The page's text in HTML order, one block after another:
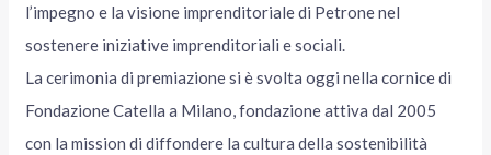
l’impegno e la visione imprenditoriale di Petrone nel
sostenere iniziative imprenditoriali e sociali.
La cerimonia di premiazione si è svolta oggi nella cornice di
Fondazione Catella a Milano, fondazione attiva dal 2005
con la mission di diffondere la cultura della sostenibilità